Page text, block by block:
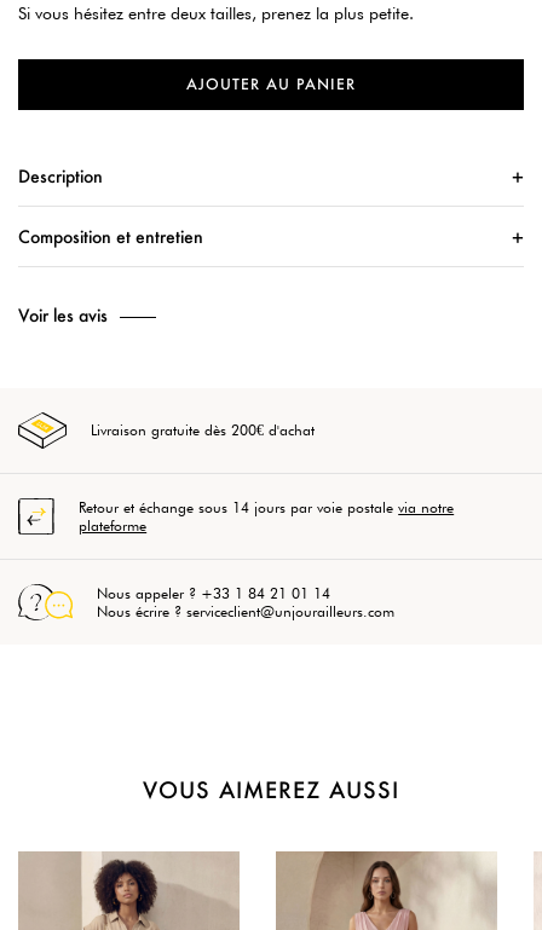
Si vous hésitez entre deux tailles, prenez la plus petite.
AJOUTER AU PANIER
Description
Composition et entretien
Voir les avis
Livraison gratuite dès 200€ d'achat
Retour et échange sous 14 jours par voie postalevia notre
plateforme
Nous appeler ? +33 1 84 21 01 14
Nous écrire ? serviceclient@unjourailleurs.com
VOUS AIMEREZ AUSSI